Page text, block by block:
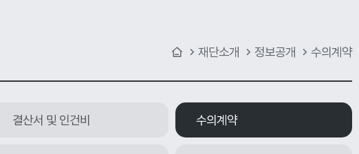
재단소개 정보공개 수의계약
결산서 및 인건비 수의계약